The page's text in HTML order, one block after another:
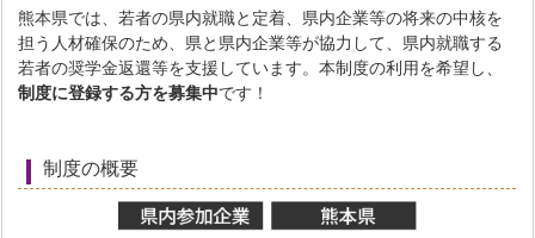
熊本県では、若者の県内就職と定着、県内企業等の将来の中核を
担う人材確保のため、県と県内企業等が協力して、県内就職する
若者の奨学金返還等を支援しています。本制度の利用を希望し、
制度に登録する方を募集中です！
制度の概要